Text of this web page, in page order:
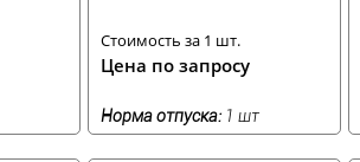
Стоимость за 1 шт.
Цена по запросу
Норма отпуска:1 шт